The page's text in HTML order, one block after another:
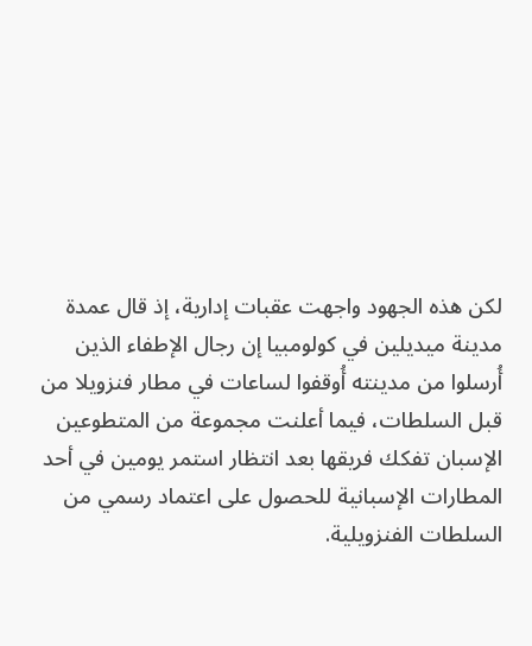
لكن هذه الجهود واجهت عقبات إدارية، إذ قال عمدة
مدينة ميديلين في كولومبيا إن رجال الإطفاء الذين
أُرسلوا من مدينته أُوقفوا لساعات في مطار فنزويلا من
قبل السلطات، فيما أعلنت مجموعة من المتطوعين
الإسبان تفكك فريقها بعد انتظار استمر يومين في أحد
المطارات الإسبانية للحصول على اعتماد رسمي من
السلطات الفنزويلية.